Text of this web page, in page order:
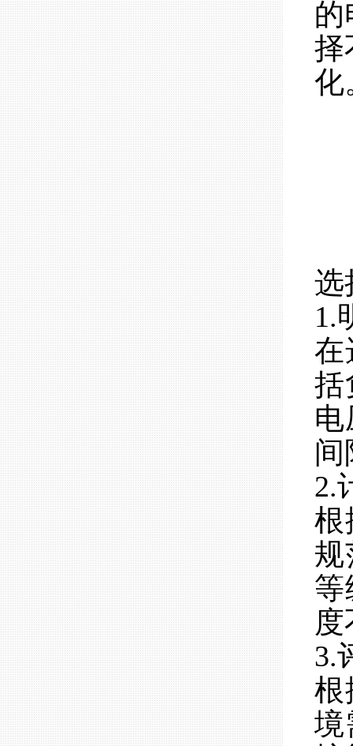
的
择
化
选
1.
在
括
电
间
2.
根
规
等
3.
根
境